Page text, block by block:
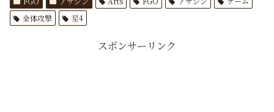
全体攻撃
星4
スポンサーリンク